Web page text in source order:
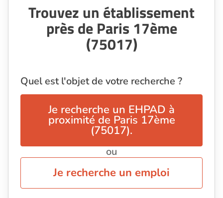
Trouvez un établissement
près de Paris 17ème
(75017)
Quel est l'objet de votre recherche ?
Je recherche un EHPAD à
proximité de Paris 17ème
(75017).
ou
Je recherche un emploi